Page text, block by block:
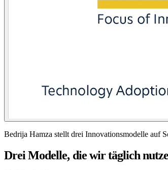
Bedrija Hamza stellt drei Innovationsmodelle auf
Drei Modelle, die wir täglich